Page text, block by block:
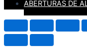
ABERTURAS DE